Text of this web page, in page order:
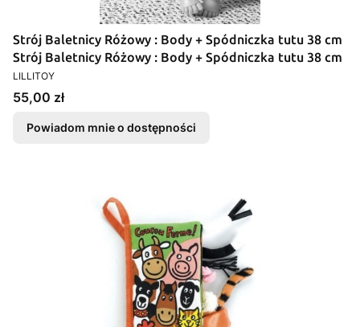
Strój Baletnicy Różowy : Body + Spódniczka tutu 38 cm
Strój Baletnicy Różowy : Body + Spódniczka tutu 38 cm
PRODUCENT
LILLITOY
Cena
55,00 zł
Powiadom mnie o dostępności